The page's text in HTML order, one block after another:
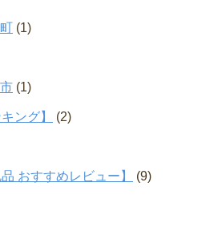
(1)
(1)
ング】 (2)
おすすめレビュー】 (9)